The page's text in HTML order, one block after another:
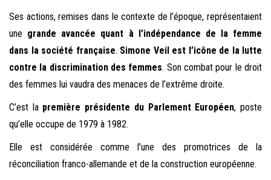
Ses actions, remises dans le contexte de l’époque, représentaient
une grande avancée quant à l’indépendance de la femme
dans la société française. Simone Veil est l’icône de la lutte
contre la discrimination des femmes. Son combat pour le droit
des femmes lui vaudra des menaces de l’extrême droite.
C’est la première présidente du Parlement Européen, poste
qu’elle occupe de 1979 à 1982.
Elle est considérée comme l’une des promotrices de la
réconciliation franco-allemande et de la construction européenne.